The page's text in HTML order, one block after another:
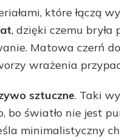
które łączą
, dzięki czemu bryła
Matowa czerń
wrażenia
sztuczne. Taki
światło nie jest
minimalistyczny